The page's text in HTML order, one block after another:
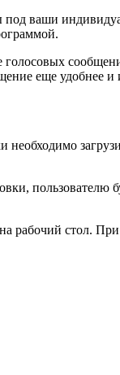
под ваши
еще удобнее и
необходимо
стол.